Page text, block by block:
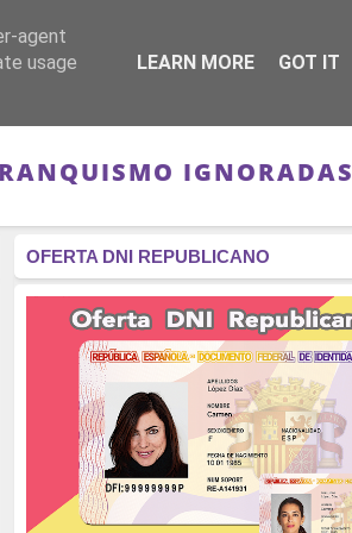
RÉGIMEN - MONARQUÍA
IGNORADAS
OFERTA DNI REPUBLICANO
agent
usage
LEARN MORE GOT IT